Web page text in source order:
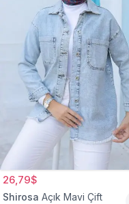
26,79$
Shirosa Açık Mavi Çift